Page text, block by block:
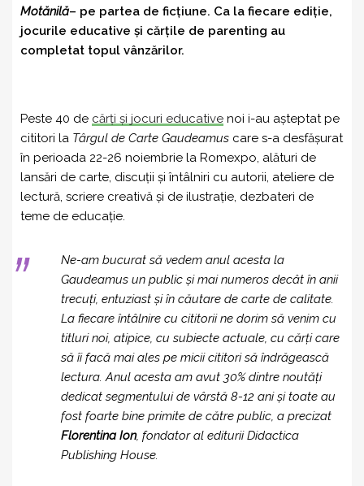
Motănilă– pe partea de ficțiune. Ca la fiecare ediție,
jocurile educative și cărțile de parenting au
completat topul vânzărilor.
Peste 40 de cărți și jocuri educative noi i-au așteptat pe
cititori la Târgul de Carte Gaudeamus care s-a desfășurat
în perioada 22-26 noiembrie la Romexpo, alături de
lansări de carte, discuții și întâlniri cu autorii, ateliere de
lectură, scriere creativă și de ilustrație, dezbateri de
teme de educație.
Ne-am bucurat să vedem anul acesta la
Gaudeamus un public și mai numeros decât în anii
trecuți, entuziast și în căutare de carte de calitate.
La fiecare întâlnire cu cititorii ne dorim să venim cu
titluri noi, atipice, cu subiecte actuale, cu cărți care
să îi facă mai ales pe micii cititori să îndrăgească
lectura. Anul acesta am avut 30% dintre noutăți
dedicat segmentului de vârstă 8-12 ani și toate au
fost foarte bine primite de către public, a precizat
Florentina Ion, fondator al editurii Didactica
Publishing House.